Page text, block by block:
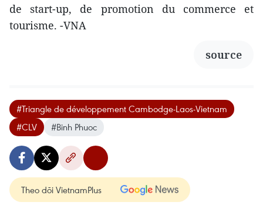
de start-up, de promotion du commerce et
tourisme. -VNA
source
#Triangle de développement Cambodge-Laos-Vietnam
#CLV
#Binh Phuoc
Theo dõi VietnamPlus